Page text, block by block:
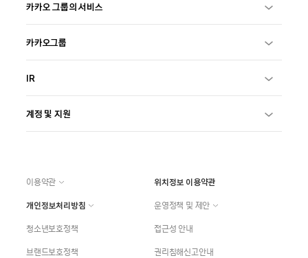
카카오 그룹의 서비스
카카오그룹
IR
계정 및 지원
이용약관
위치정보 이용약관
개인정보처리방침
운영정책 및 제안
청소년보호정책
접근성 안내
브랜드보호정책
권리침해신고안내